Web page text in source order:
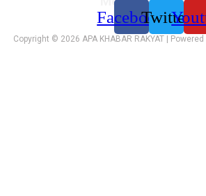
FacebookTwitter
Copyright © 2026 APA KHABAR RAKYAT | Powered